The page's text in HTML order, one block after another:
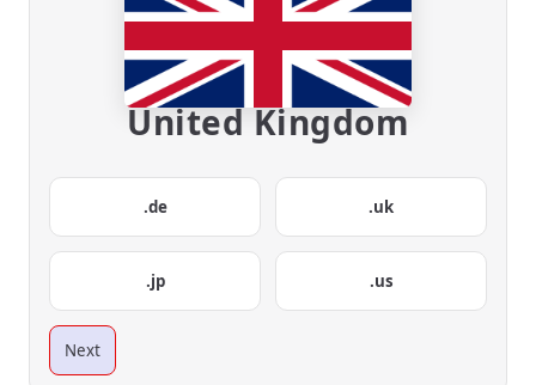
United Kingdom
.de .uk
.jp .us
Next